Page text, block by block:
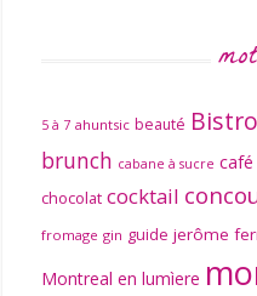
5 à 7 ahuntsic beauté Bistro
brunch cabane à sucre café
chocolat cocktail
fromage gin guide jerôme
Montreal en lumìere